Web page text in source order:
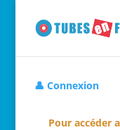
👤 Connexion
Pour accéder